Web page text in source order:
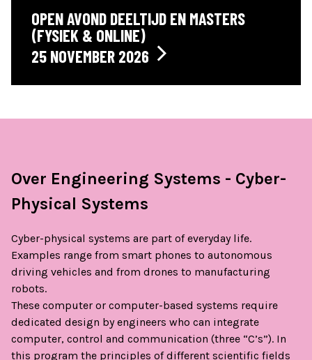
OPEN AVOND DEELTIJD EN MASTERS
(FYSIEK & ONLINE)
25 NOVEMBER 2026
Over Engineering Systems - Cyber-
Physical Systems
Cyber-physical systems are part of everyday life.
Examples range from smart phones to autonomous
driving vehicles and from drones to manufacturing
robots.
These computer or computer-based systems require
dedicated design by engineers who can integrate
computer, control and communication (three “C’s”). In
this program the principles of different scientific fields